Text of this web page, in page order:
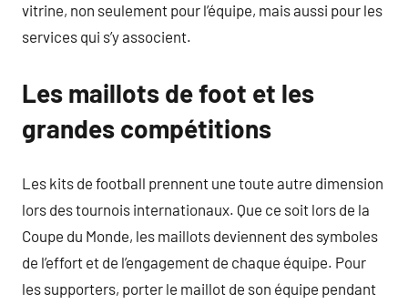
vitrine, non seulement pour l’équipe, mais aussi pour les
services qui s’y associent.
Les maillots de foot et les
grandes compétitions
Les kits de football prennent une toute autre dimension
lors des tournois internationaux. Que ce soit lors de la
Coupe du Monde, les maillots deviennent des symboles
de l’effort et de l’engagement de chaque équipe. Pour
les supporters, porter le maillot de son équipe pendant